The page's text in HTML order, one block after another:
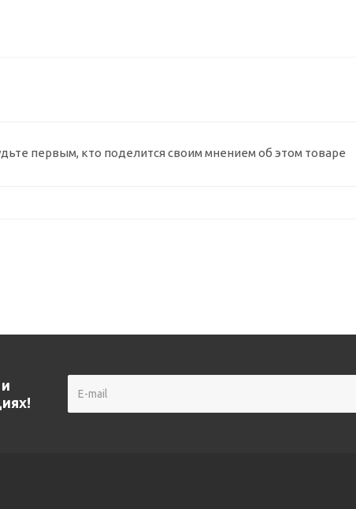
первым, кто поделится своим мнением об этом товаре